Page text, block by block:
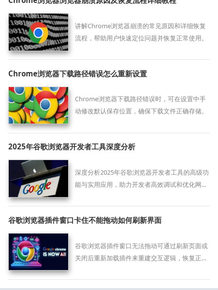
讲解Chrome浏览器崩溃的常见原因和详细恢复
流程，帮助用户快速定位问题并恢复正常使用。
Chrome浏览器下载路径错误怎么重新设置
Chrome浏览器下载路径错误时，可在设置中手
动修改默认保存位置，确保下载文件正确存储。
2025年谷歌浏览器开发者工具深度分析
深度分析2025年谷歌浏览器开发者工具的高级功
能与实用应用，助力开发者高效调试和优化网页
谷歌浏览器插件窗口卡住不能拖动如何刷新界面
谷歌浏览器插件窗口无法拖动可通过刷新页面或
关闭后重新加载插件来重建交互逻辑，恢复正常